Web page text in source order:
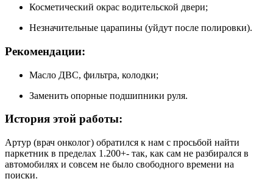
Косметический окрас водительской двери;
Незначительные царапины (уйдут после полировки).
Рекомендации:
Масло ДВС, фильтра, колодки;
Заменить опорные подшипники руля.
История этой работы:
Артур (врач онколог) обратился к нам с просьбой найти
паркетник в пределах 1.200+- так, как сам не разбирался в
автомобилях и совсем не было свободного времени на
поиски.